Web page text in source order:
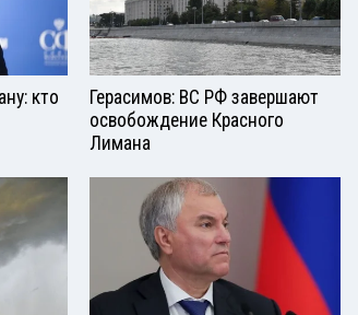
кто
Герасимов: ВС РФ завершают
освобождение Красного
Лимана